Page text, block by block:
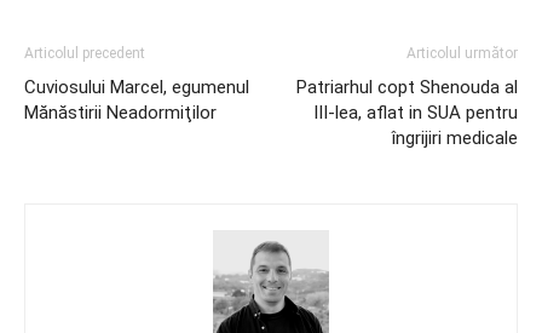
Articolul precedent
Cuviosului Marcel, egumenul
Mănăstirii Neadormiţilor
Articolul următor
Patriarhul copt Shenouda al
III-lea, aflat in SUA pentru
îngrijiri medicale